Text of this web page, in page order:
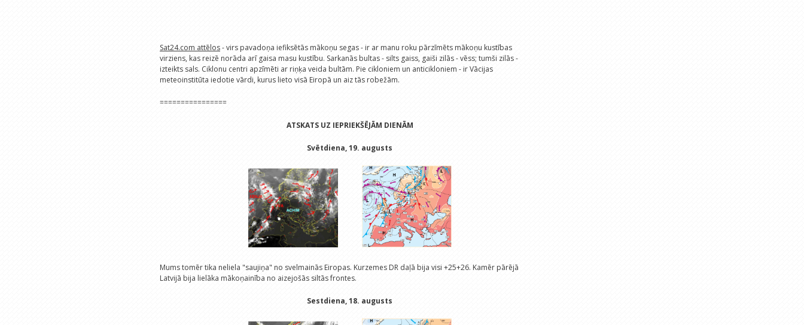
Sat24.com attēlos- virs pavadoņa iefiksētās mākoņu segas - ir ar manu roku pārzīmēts mākoņu kustības
virziens, kas reizē norāda arī gaisa masu kustību. Sarkanās bultas - silts gaiss, gaiši zilās - vēss; tumši zilās -
izteikts sals. Ciklonu centri apzīmēti ar riņķa veida bultām. Pie cikloniem un anticikloniem - ir Vācijas
meteoinstitūta iedotie vārdi, kurus lieto visā Eiropā un aiz tās robežām.
================
ATSKATS UZ IEPRIEKŠĒJĀM DIENĀM
Svētdiena, 19. augusts
Mums tomēr tika neliela "saujiņa" no svelmainās Eiropas. Kurzemes DR daļā bija visi +25+26. Kamēr pārējā
Latvijā bija lielāka mākoņainība no aizejošās siltās frontes.
Sestdiena, 18. augusts